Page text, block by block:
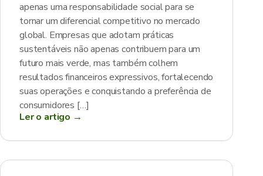
apenas uma responsabilidade social para se
tornar um diferencial competitivo no mercado
global. Empresas que adotam práticas
sustentáveis não apenas contribuem para um
futuro mais verde, mas também colhem
resultados financeiros expressivos, fortalecendo
suas operações e conquistando a preferência de
consumidores […]
Ler o artigo →